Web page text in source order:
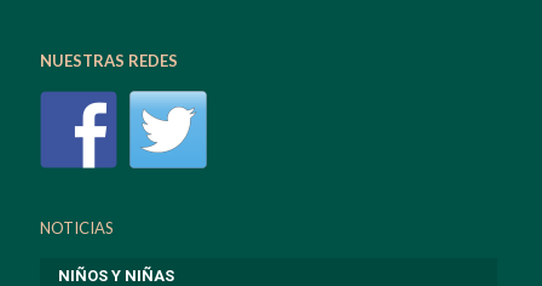
NUESTRAS REDES
NOTICIAS
NIÑOS Y NIÑAS